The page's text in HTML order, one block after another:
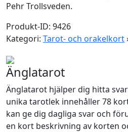
Pehr Trollsveden.
Produkt-ID: 9426
Kategori: Tarot- och orakelkort
Änglatarot
Änglatarot hjälper dig hitta
unika tarotlek innehåller 78
kan ge dig dagliga svar och
en kort beskrivning av korten